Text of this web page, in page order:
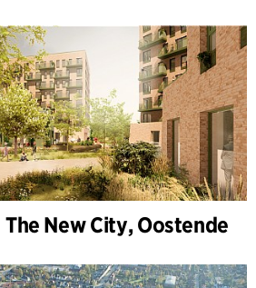
The New City, Oostende